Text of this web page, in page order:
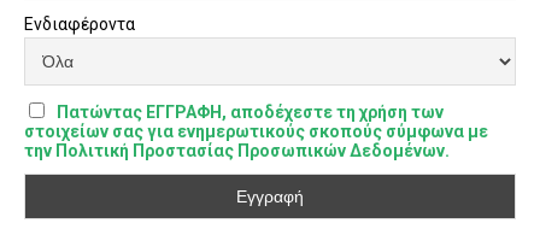
Ενδιαφέροντα
Πατώντας ΕΓΓΡΑΦΗ, αποδέχεστε τη χρήση των
στοιχείων σας για ενημερωτικούς σκοπούς σύμφωνα με
την Πολιτική Προστασίας Προσωπικών Δεδομένων.